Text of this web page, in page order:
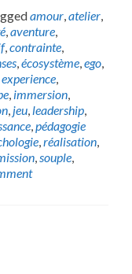
amour,atelier,
,aventure,
,contrainte,
,écosystème,ego,
experience,
, immersion,
, jeu, leadership,
,pédagogie
,réalisation,
,souple,